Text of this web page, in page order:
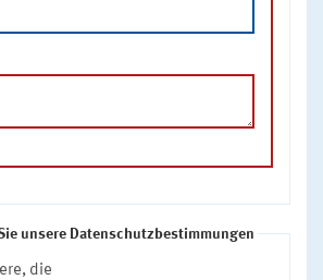
unsere Datenschutzbestimmungen
die